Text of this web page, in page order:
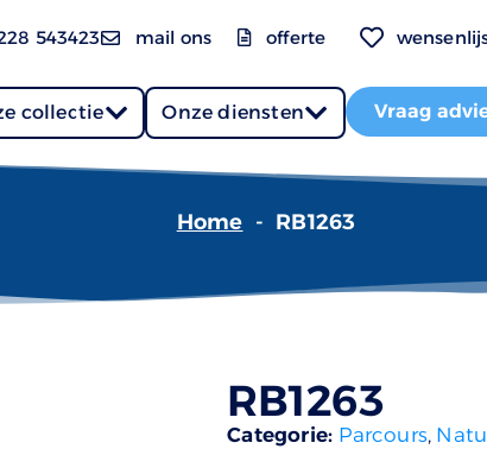
543423 mail ons offerte
collectie Onze diensten Vraag
Home - RB1263
RB1263
Categorie: Parcours,